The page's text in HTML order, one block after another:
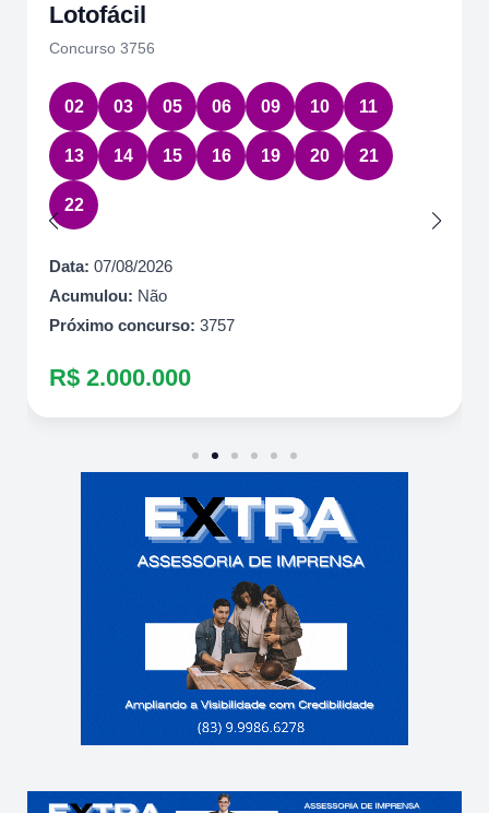
Lotofácil
Concurso 3756
02 03 05 06 09 10 11
13 14 15 16 19 20 21
22
Data: 07/08/2026
Acumulou: Não
Próximo concurso: 3757
R$ 2.000.000